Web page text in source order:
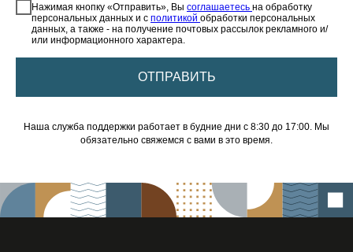
Нажимая кнопку «Отправить», Вы соглашаетесь на обработку
персональных данных и с политикой обработки персональных
данных, а также - на получение почтовых рассылок рекламного и/
или информационного характера.
ОТПРАВИТЬ
Наша служба поддержки работает в будние дни с 8:30 до 17:00. Мы
обязательно свяжемся с вами в это время.